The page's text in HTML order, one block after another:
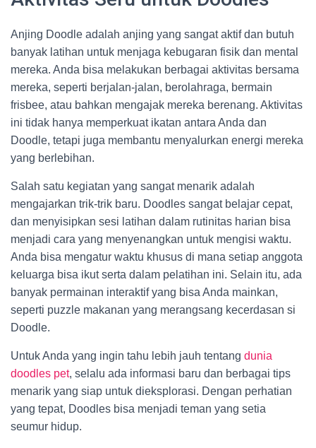
Anjing Doodle adalah anjing yang sangat aktif dan butuh
banyak latihan untuk menjaga kebugaran fisik dan mental
mereka. Anda bisa melakukan berbagai aktivitas bersama
mereka, seperti berjalan-jalan, berolahraga, bermain
frisbee, atau bahkan mengajak mereka berenang. Aktivitas
ini tidak hanya memperkuat ikatan antara Anda dan
Doodle, tetapi juga membantu menyalurkan energi mereka
yang berlebihan.
Salah satu kegiatan yang sangat menarik adalah
mengajarkan trik-trik baru. Doodles sangat belajar cepat,
dan menyisipkan sesi latihan dalam rutinitas harian bisa
menjadi cara yang menyenangkan untuk mengisi waktu.
Anda bisa mengatur waktu khusus di mana setiap anggota
keluarga bisa ikut serta dalam pelatihan ini. Selain itu, ada
banyak permainan interaktif yang bisa Anda mainkan,
seperti puzzle makanan yang merangsang kecerdasan si
Doodle.
Untuk Anda yang ingin tahu lebih jauh tentang dunia
doodles pet, selalu ada informasi baru dan berbagai tips
menarik yang siap untuk dieksplorasi. Dengan perhatian
yang tepat, Doodles bisa menjadi teman yang setia
seumur hidup.